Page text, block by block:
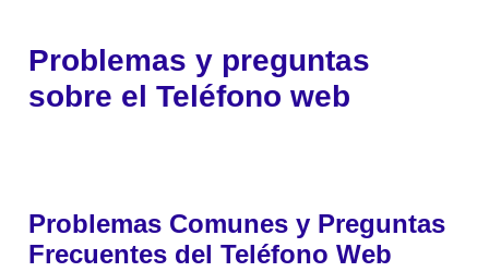
Problemas y preguntas
sobre el Teléfono web
Problemas Comunes y Preguntas
Frecuentes del Teléfono Web